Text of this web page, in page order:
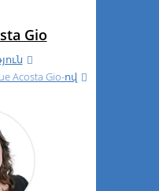
Gio
Acosta Gio-ով